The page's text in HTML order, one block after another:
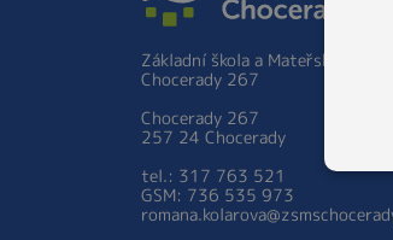
Základní škola a Mateřská škola
Chocerady 267
Chocerady 267
257 24 Chocerady
tel.: 317 763 521
GSM: 736 535 973